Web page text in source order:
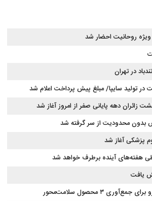
ویژه روحانیت احضار شد
در تهران
تولید سایپا/ مبلغ پیش پرداخت اعلام شد
دهه پایانی صفر از امروز آغاز شد
بدون محدودیت از سر گرفته شد
پزشکی آغاز شد
هفته‌های آینده برطرف خواهد شد
یافت
۳ محصول سلامت‌محور